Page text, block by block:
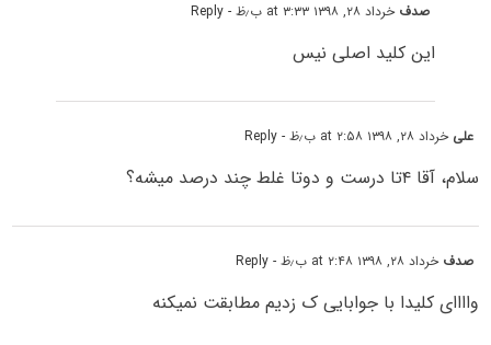
صدف خرداد ۲۸, ۱۳۹۸ at ۳:۳۳ ب٫ظ - Reply
این کلید اصلی نیس
علی خرداد ۲۸, ۱۳۹۸ at ۲:۵۸ ب٫ظ - Reply
سلام، آقا ۴تا درست و دوتا غلط چند درصد میشه؟
صدف خرداد ۲۸, ۱۳۹۸ at ۲:۴۸ ب٫ظ - Reply
واااای کلیدا با جوابایی ک زدیم مطابقت نمیکنه